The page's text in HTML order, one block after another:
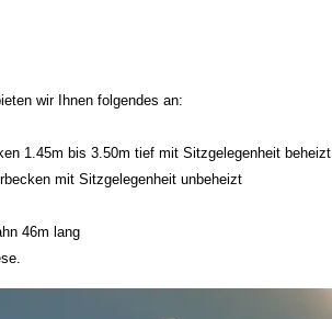
wir Ihnen folgendes an:
1.45m bis 3.50m tief mit Sitzgelegenheit beheizt
mit Sitzgelegenheit unbeheizt
46m lang